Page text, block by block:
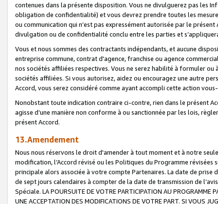
contenues dans la présente disposition. Vous ne divulguerez pas les
obligation de confidentialité) et vous devrez prendre toutes les
ou communication qui n’est pas expressément autorisée par le
divulgation ou de confidentialité conclu entre les parties et
Vous et nous sommes des contractants indépendants, et aucune
entreprise commune, contrat d'agence, franchise ou agence
nos sociétés affiliées respectives. Vous ne serez habilité à formuler
sociétés affiliées. Si vous autorisez, aidez ou encouragez une autre
Accord, vous serez considéré comme ayant accompli cette action
Nonobstant toute indication contraire ci-contre, rien dans le présent
agisse d’une manière non conforme à ou sanctionnée par les lois,
présent Accord.
13.Amendement
Nous nous réservons le droit d'amender à tout moment et à notre
modification, l’Accord révisé ou les Politiques du Programme
principale alors associée à votre compte Partenaires. La date de
de sept jours calendaires à compter de la date de transmission de
Spéciale. LA POURSUITE DE VOTRE PARTICIPATION AU PROGRAMME
UNE ACCEPTATION DES MODIFICATIONS DE VOTRE PART. SI VOUS